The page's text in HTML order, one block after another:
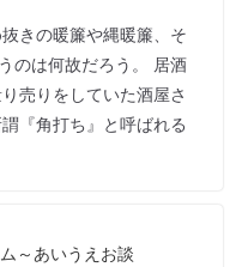
きの暖簾や縄暖簾、そ
のは何故だろう。 居酒
売りをしていた酒屋さ
『角打ち』と呼ばれる
～あいうえお談